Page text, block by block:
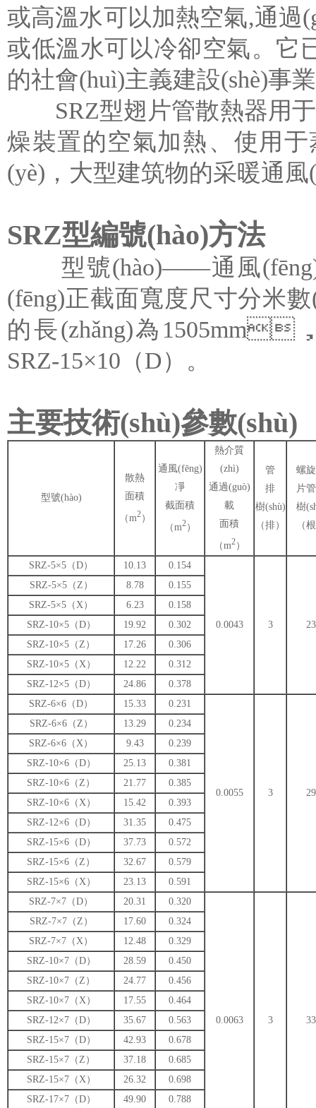
或高溫水可以加熱空氣,通過
或低溫水可以冷卻空氣。它
的社會(huì)主義建設(shè)事
SRZ型翅片管散熱器用于熱
燥裝置的空氣加熱、使
(yè)，大型建筑物的采暖通風
SRZ型編號(hào)方法
型號(hào)——通風(fēng)
(fēng)正截面寬度尺寸分米
的長(zhǎng)為
SRZ-15×10（D）。
主要技術(shù)參數(shù)
型號(hào)
散熱
面積
（m2）
通風(fēng)
凈
截面積
（m2）
熱介質
(zhì)
通過(guò)
載
面積
（m2）
管
排
樹(shù)
（排）
螺
片
樹
（
SRZ-5×5（D） 10.13 0.154
0.0043 3 23
SRZ-5×5（Z） 8.78
0.155
SRZ-5×5（X）
6.23
0.158
SRZ-10×5（D）
19.92
0.302
SRZ-10×5（Z）
17.26
0.306
SRZ-10×5（X）
12.22
0.312
SRZ-12×5（D）
24.86
0.378
SRZ-6×6（D）
15.33 0.231
0.0055 3 29
SRZ-6×6（Z） 13.29
0.234
SRZ-6×6（X）
9.43
0.239
SRZ-10×6（D）
25.13
0.381
SRZ-10×6（Z）
21.77
0.385
SRZ-10×6（X）
15.42
0.393
SRZ-12×6（D）
31.35
0.475
SRZ-15×6（D）
37.73
0.572
SRZ-15×6（Z）
32.67
0.579
SRZ-15×6（X）
23.13
0.591
SRZ-7×7（D）
20.31 0.320
0.0063 3 33
SRZ-7×7（Z） 17.60
0.324
SRZ-7×7（X）
12.48
0.329
SRZ-10×7（D）
28.59
0.450
SRZ-10×7（Z）
24.77
0.456
SRZ-10×7（X）
17.55
0.464
SRZ-12×7（D）
35.67
0.563
SRZ-15×7（D）
42.93
0.678
SRZ-15×7（Z）
37.18
0.685
SRZ-15×7（X）
26.32
0.698
SRZ-17×7（D）
49.90 0.788